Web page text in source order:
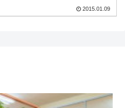
2015.01.09